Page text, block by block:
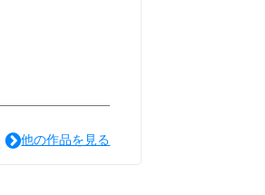
他の作品を見る